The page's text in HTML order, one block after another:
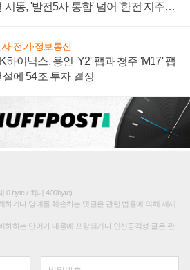
시동, '발전5사 통합' 넘어 '한전 지주사'
·전기·정보통신
하이닉스, 용인 'Y2' 팹과 청주 'M17' 팹
설에 54조 투자 결정
0 byte / 최대 400byte)
하거나 명예를 훼손하는 댓글은 관련 법률에 의해 제재
하하는 단어가 내용에 포함되거나 인신공격성 글은 관